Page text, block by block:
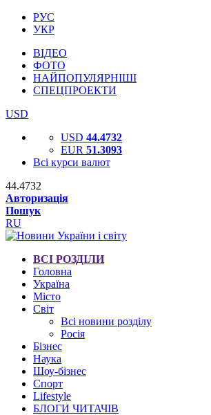
РУС
УКР
ВІДЕО
ФОТО
НАЙПОПУЛЯРНІШІ
СПЕЦПРОЕКТИ
USD
USD 44.4732
EUR 51.3093
Всі курси валют
44.4732
Авторизація
Пошук
RU
ВСІ РОЗДІЛИ
Головна
Україна
Місто
Світ
Всі новини розділу
Росія
Бізнес
Наука
Шоу-бізнес
Спорт
Lifestyle
БЛОГИ ЧИТАЧІВ